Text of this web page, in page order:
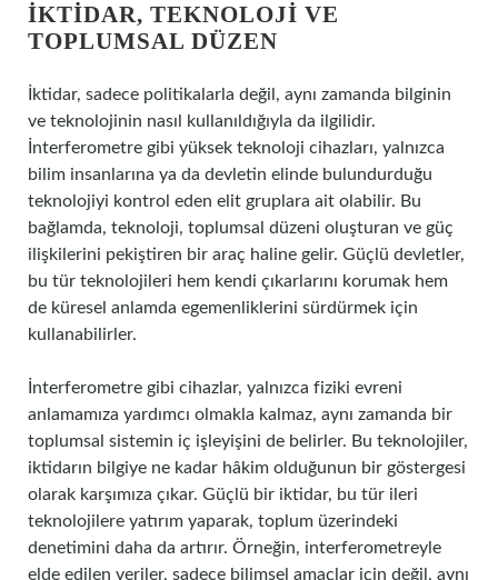
İKTIDAR, TEKNOLOJI VE
TOPLUMSAL DÜZEN
İktidar, sadece politikalarla değil, aynı zamanda bilginin
ve teknolojinin nasıl kullanıldığıyla da ilgilidir.
İnterferometre gibi yüksek teknoloji cihazları, yalnızca
bilim insanlarına ya da devletin elinde bulundurduğu
teknolojiyi kontrol eden elit gruplara ait olabilir. Bu
bağlamda, teknoloji, toplumsal düzeni oluşturan ve güç
ilişkilerini pekiştiren bir araç haline gelir. Güçlü devletler,
bu tür teknolojileri hem kendi çıkarlarını korumak hem
de küresel anlamda egemenliklerini sürdürmek için
kullanabilirler.
İnterferometre gibi cihazlar, yalnızca fiziki evreni
anlamamıza yardımcı olmakla kalmaz, aynı zamanda bir
toplumsal sistemin iç işleyişini de belirler. Bu teknolojiler,
iktidarın bilgiye ne kadar hâkim olduğunun bir göstergesi
olarak karşımıza çıkar. Güçlü bir iktidar, bu tür ileri
teknolojilere yatırım yaparak, toplum üzerindeki
denetimini daha da artırır. Örneğin, interferometreyle
elde edilen veriler, sadece bilimsel amaçlar için değil, aynı